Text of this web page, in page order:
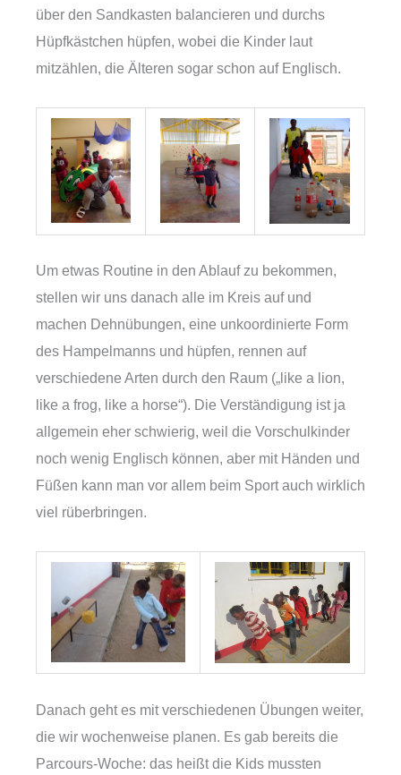
über den Sandkasten balancieren und durchs
Hüpfkästchen hüpfen, wobei die Kinder laut
mitzählen, die Älteren sogar schon auf Englisch.
Um etwas Routine in den Ablauf zu bekommen,
stellen wir uns danach alle im Kreis auf und
machen Dehnübungen, eine unkoordinierte Form
des Hampelmanns und hüpfen, rennen auf
verschiedene Arten durch den Raum („like a lion,
like a frog, like a horse“). Die Verständigung ist ja
allgemein eher schwierig, weil die Vorschulkinder
noch wenig Englisch können, aber mit Händen und
Füßen kann man vor allem beim Sport auch wirklich
viel rüberbringen.
Danach geht es mit verschiedenen Übungen weiter,
die wir wochenweise planen. Es gab bereits die
Parcours-Woche: das heißt die Kids mussten